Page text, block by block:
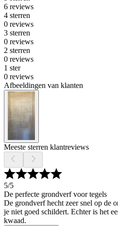
6 reviews
4 sterren
0 reviews
3 sterren
0 reviews
2 sterren
0 reviews
1 ster
0 reviews
Afbeeldingen van klanten
Meeste sterren klantreviews
5/5
De perfecte grondverf voor tegels
De grondverf hecht zeer snel op de
je niet goed schildert. Echter is het
kwaad.